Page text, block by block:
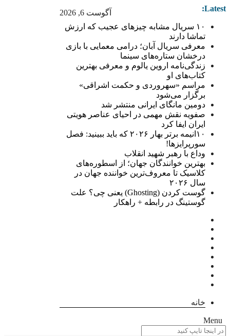
آگوست 6, 2026 Latest:
۱۰ سریال مشابه چیزهای عجیب که ارزش
تماشا دارند
معرفی سریال آبان؛ درامی معمایی با بازی
درخشان ستاره‌های سینما
زندگی‌نامه اروین یالوم و معرفی بهترین
کتاب‌های او
مراسم «سهروردی و حکمت اشراقی»
برگزار می‌شود
دومین مانگای ایرانی منتشر شد
صفویه نقش مهمی در احیای عناصر هویتی
ایران ایفا کرد
۱۰انیمه برتر بهار ۲۰۲۶ که باید ببینید: فصل
سورپرایزها!
وداع با رهبر شهید انقلاب
بهترین خوانندگان جهان؛ از اسطوره‌های
کلاسیک تا معروف‌ترین خواننده جهان در
سال ۲۰۲۶
گوست کردن (Ghosting) یعنی چی؟ علت
گوستینگ در رابطه + راهکار
خانه
Menu